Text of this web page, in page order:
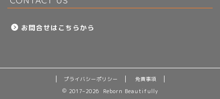
お問合せはこちらから
プライバシーポリシー
免責事項
2017–2026 Reborn Beautifully